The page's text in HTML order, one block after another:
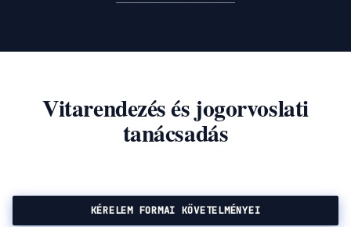
Vitarendezés és jogorvoslati
tanácsadás
KÉRELEM FORMAI KÖVETELMÉNYEI